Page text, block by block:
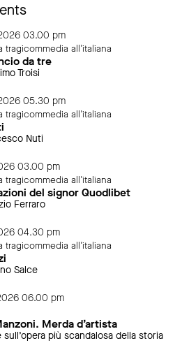
03.00 pm
tragicommedia all'italiana
da tre
Troisi
05.30 pm
tragicommedia all'italiana
Nuti
03.00 pm
tragicommedia all'italiana
del signor Quodlibet
Ferraro
04.30 pm
tragicommedia all'italiana
Salce
06.00 pm
Merda d’artista
sull’opera più scandalosa della storia